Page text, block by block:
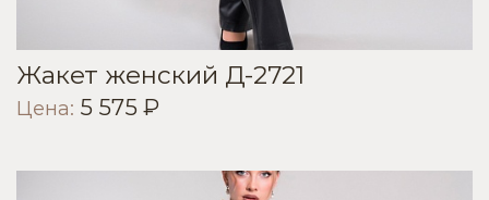
Жакет женский Д-2721
Цена: 5 575 ₽